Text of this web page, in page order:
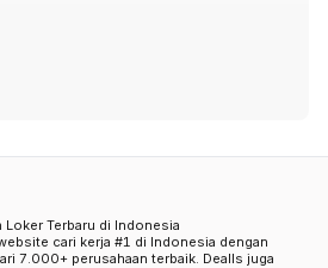
Terbaru di Indonesia
cari kerja #1 di Indonesia dengan
7.000+ perusahaan terbaik. Dealls juga